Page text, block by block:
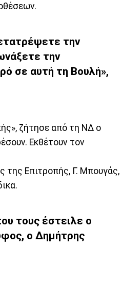
την
την
σε αυτή τη Βουλή»,
ζήτησε από τη ΝΔ ο
Εκθέτουν τον
της Επιτροπής, Γ. Μπουγάς,
τους έστειλε ο
ο Δημήτρης